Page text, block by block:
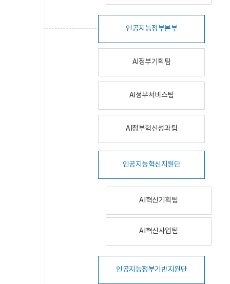
인공지능정부본부
AI정부기획팀
AI정부서비스팀
AI정부혁신성과팀
인공지능혁신지원단
AI혁신기획팀
AI혁신사업팀
인공지능정부기반지원단